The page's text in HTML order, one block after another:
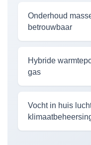
Onderhoud
betrouwbaar
Hybride
gas
Vocht in huis